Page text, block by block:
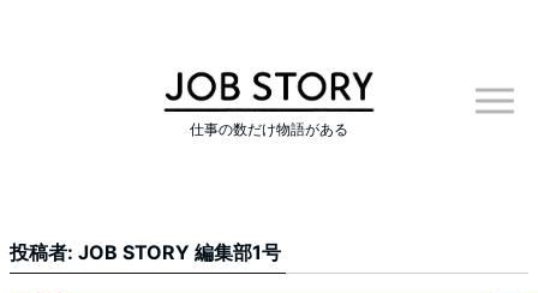
仕事の数だけ物語がある
投稿者: JOB STORY 編集部1号